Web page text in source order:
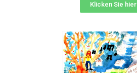
Klicken Sie hier